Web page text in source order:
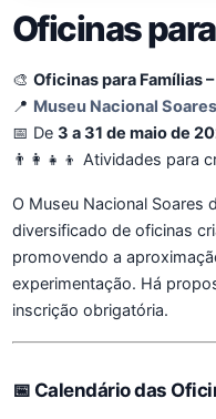
Oficinas
🎨 Oficinas para Famílias
📍 Museu Nacional
📅 De 3 a 31 de maio de
👨‍👩‍👧‍👦 Atividades para
O Museu Nacional Soares
diversificado de oficinas
promovendo a
experimentação. Há
inscrição obrigatória.
📅 Calendário das